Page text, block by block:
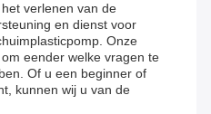
verlenen van de
en dienst voor
Onze
eender welke vragen te
Of u een beginner of
kunnen wij u van de